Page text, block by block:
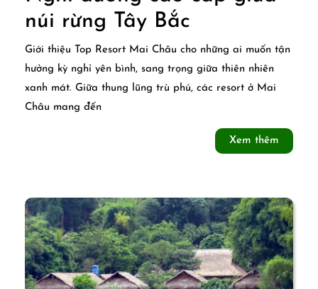
núi rừng Tây Bắc
Resort
Mai
Châu
Nghỉ
cao
cấp
giữa
núi
Giới thiệu Top Resort Mai Châu cho những ai muốn tận
hưởng kỳ nghỉ yên bình, sang trọng giữa thiên nhiên
xanh mát. Giữa thung lũng trù phú, các resort ở Mai
Châu mang đến
Xem thêm
thêm